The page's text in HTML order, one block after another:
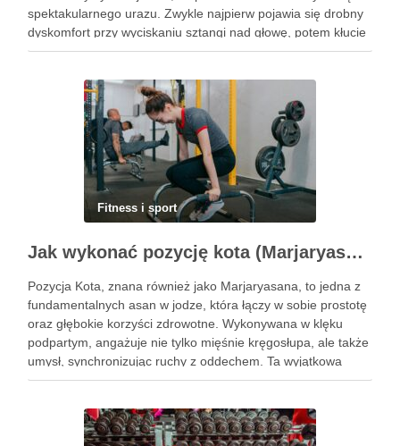
spektakularnego urazu. Zwykle najpierw pojawia się drobny
dyskomfort przy wyciskaniu sztangi nad głowę, potem kłucie
przy zakładaniu koszulki, a po kilku tygodniach ból budzi w
Fitness i sport
Jak wykonać pozycję kota (Marjaryasana) i jakie ma korzyści?
Pozycja Kota, znana również jako Marjaryasana, to jedna z
fundamentalnych asan w jodze, która łączy w sobie prostotę
oraz głębokie korzyści zdrowotne. Wykonywana w klęku
podpartym, angażuje nie tylko mięśnie kręgosłupa, ale także
umysł, synchronizując ruchy z oddechem. Ta wyjątkowa
praktyka nie tylko poprawia elastyczność ciała, ale również